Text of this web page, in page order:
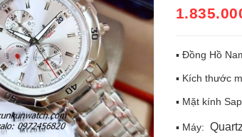
▪️ Đồng Hồ
▪️ Kích thước
▪️ Mặt kính
▪️ Máy: